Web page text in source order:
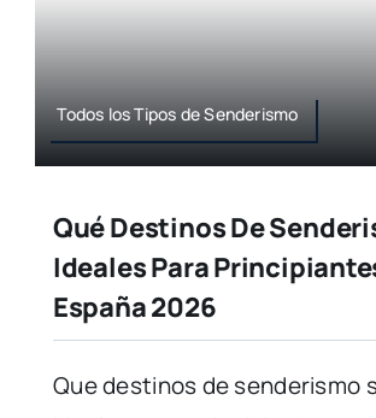
Todos los Tipos de Senderismo
Qué Destinos De
Ideales Para
España 2026
Que destinos de senderismo